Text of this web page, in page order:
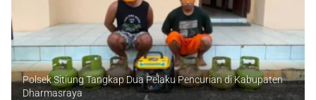
Polsek Sitiung Tangkap Dua Pelaku Pencurian di Kabupaten
Dharmasraya